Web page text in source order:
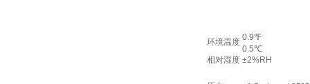
环境温度 0.9℉
0.5℃
相对湿度 ±2%RH